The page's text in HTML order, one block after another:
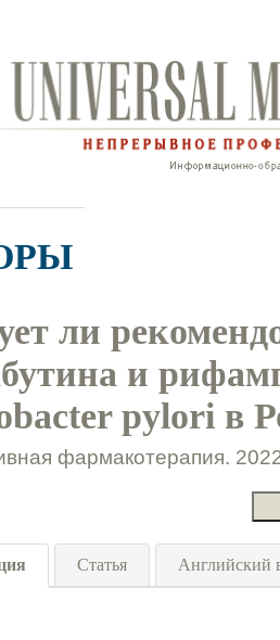
ли
и
pylori в
фармакотерапия.
Статья Английский